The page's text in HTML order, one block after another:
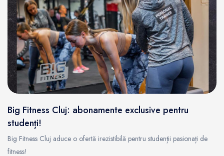
Big Fitness Cluj: abonamente exclusive pentru
studenți!
Big Fitness Cluj aduce o ofertă irezistibilă pentru studenții pasionați de
fitness!